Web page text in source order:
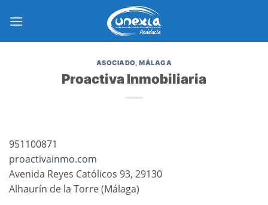
ASOCIADO,MÁLAGA
Proactiva Inmobiliaria
951100871
proactivainmo.com
Avenida Reyes Católicos 93, 29130
Alhaurín de la Torre (Málaga)